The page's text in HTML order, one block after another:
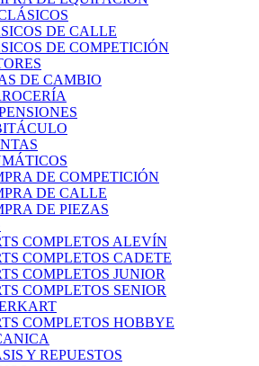
DE CALLE
DE COMPETICIÓN
DE CAMBIO
DE COMPETICIÓN
DE CALLE
DE PIEZAS
COMPLETOS ALEVÍN
COMPLETOS CADETE
COMPLETOS JUNIOR
COMPLETOS SENIOR
COMPLETOS HOBBYE
Y REPUESTOS